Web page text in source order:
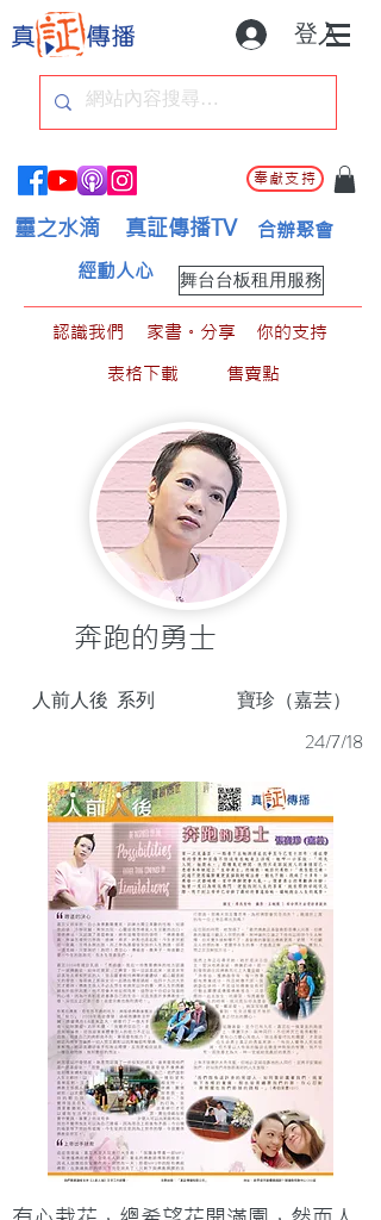
登入
奉獻支持
靈之水滴 真証傳播TV 合辦聚會
舞台台板租用服務
經動人心
認識我們 家書。分享
你的支持
表格下載
售賣點
奔跑的勇士
寶珍（嘉芸）
人前人後 系列
24/7/18